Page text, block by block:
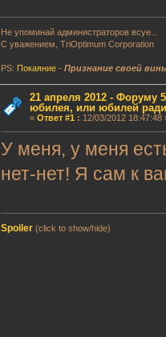
Не упоминай администраторов всуе...
С уважением, TriOptimum Corporation
PS: Покаяние -Признание своей
21 апреля 2012 - Форуму
юбилея, или юбилей
« Ответ #1 : 12/03/2012 18:47:48
У меня, у меня
нет-нет! Я сам к
Spoiler (click to show/hide)